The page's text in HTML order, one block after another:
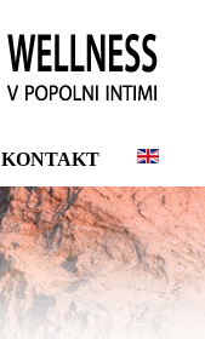
KONTAKT